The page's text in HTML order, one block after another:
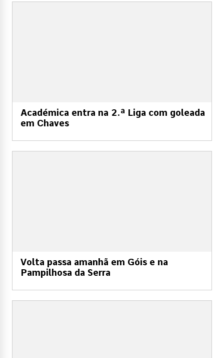
Académica entra na 2.ª Liga com goleada
em Chaves
Volta passa amanhã em Góis e na
Pampilhosa da Serra